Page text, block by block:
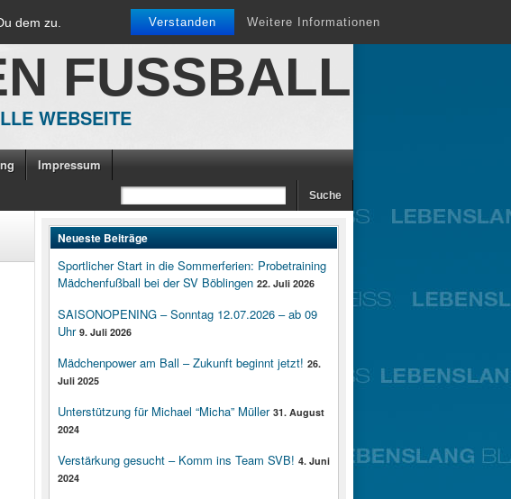
dem zu. Verstanden Weitere Informationen
FUSSBALL
WEBSEITE
Impressum
Neueste Beiträge
Sportlicher Start in die Sommerferien: Probetraining
Mädchenfußball bei der SV Böblingen 22. Juli 2026
SAISONOPENING – Sonntag 12.07.2026 – ab 09
Uhr 9. Juli 2026
Mädchenpower am Ball – Zukunft beginnt jetzt! 26.
Juli 2025
Unterstützung für Michael “Micha” Müller 31. August
2024
Verstärkung gesucht – Komm ins Team SVB! 4. Juni
2024